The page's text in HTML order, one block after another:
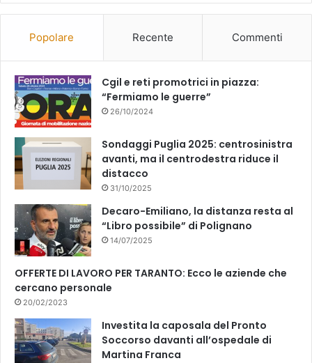
Popolare Recente Commenti
Cgil e reti promotrici in piazza:
“Fermiamo le guerre”
26/10/2024
Sondaggi Puglia 2025: centrosinistra
avanti, ma il centrodestra riduce il
distacco
31/10/2025
Decaro-Emiliano, la distanza resta al
“Libro possibile” di Polignano
14/07/2025
OFFERTE DI LAVORO PER TARANTO: Ecco le aziende che
cercano personale
20/02/2023
Investita la caposala del Pronto
Soccorso davanti all’ospedale di
Martina Franca